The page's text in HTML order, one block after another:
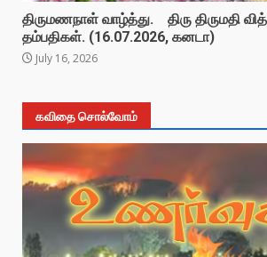
திருமணநாள் வாழ்த்து. திரு திருமதி
தம்பதிகள். (16.07.2026, கனடா)
July 16, 2026
கவிதை சொல்வோம்